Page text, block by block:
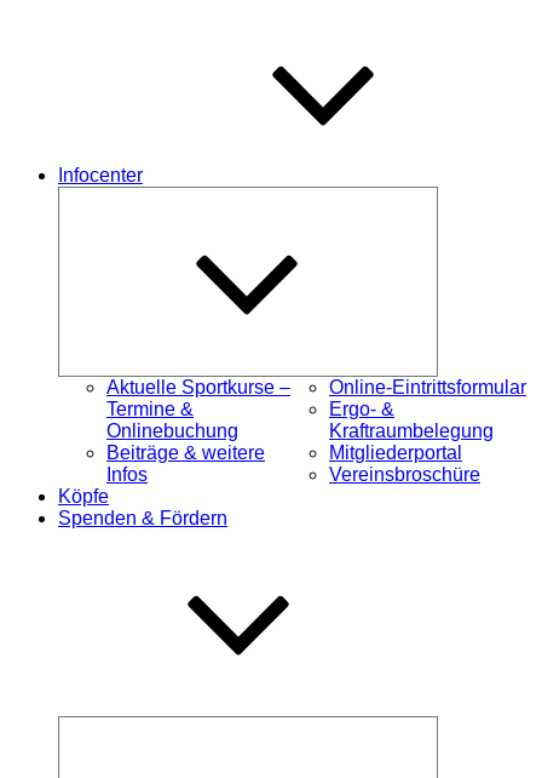
Infocenter
Aktuelle Sportkurse –
Termine &
Onlinebuchung
Beiträge & weitere
Infos
Online-Eintrittsformular
Ergo- &
Kraftraumbelegung
Mitgliederportal
Vereinsbroschüre
Köpfe
Spenden & Fördern